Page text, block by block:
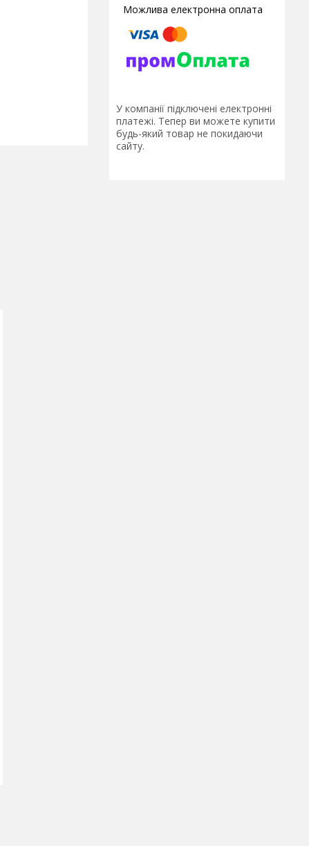
У компанії підключені електронні
платежі. Тепер ви можете купити
будь-який товар не покидаючи
сайту.